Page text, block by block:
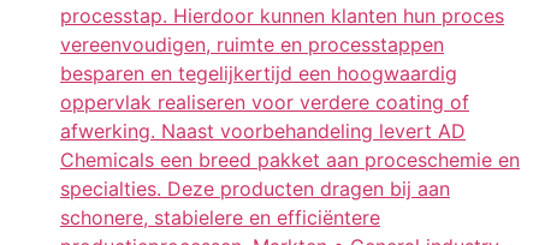
processtap. Hierdoor kunnen klanten hun proces
vereenvoudigen, ruimte en processtappen
besparen en tegelijkertijd een hoogwaardig
oppervlak realiseren voor verdere coating of
afwerking. Naast voorbehandeling levert AD
Chemicals een breed pakket aan proceschemie en
specialties. Deze producten dragen bij aan
schonere, stabielere en efficiëntere